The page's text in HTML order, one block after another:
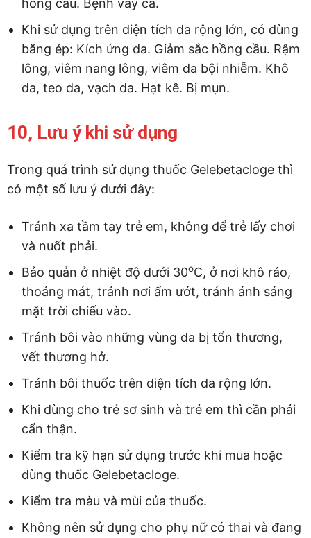
hồng cầu. Bệnh vảy cá.
Khi sử dụng trên diện tích da rộng lớn, có dùng
băng ép: Kích ứng da. Giảm sắc hồng cầu. Rậm
lông, viêm nang lông, viêm da bội nhiễm. Khô
da, teo da, vạch da. Hạt kê. Bị mụn.
10, Lưu ý khi sử dụng
Trong quá trình sử dụng thuốc Gelebetacloge thì
có một số lưu ý dưới đây:
Tránh xa tầm tay trẻ em, không để trẻ lấy chơi
và nuốt phải.
Bảo quản ở nhiệt độ dưới 30oC, ở nơi khô ráo,
thoáng mát, tránh nơi ẩm ướt, tránh ánh sáng
mặt trời chiếu vào.
Tránh bôi vào những vùng da bị tổn thương,
vết thương hở.
Tránh bôi thuốc trên diện tích da rộng lớn.
Khi dùng cho trẻ sơ sinh và trẻ em thì cần phải
cẩn thận.
Kiểm tra kỹ hạn sử dụng trước khi mua hoặc
dùng thuốc Gelebetacloge.
Kiểm tra màu và mùi của thuốc.
Không nên sử dụng cho phụ nữ có thai và đang